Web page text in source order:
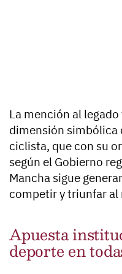
La mención al
dimensión simbólica
ciclista, que con su
según el Gobierno
Mancha sigue
competir y triunfar al
Apuesta
deporte en